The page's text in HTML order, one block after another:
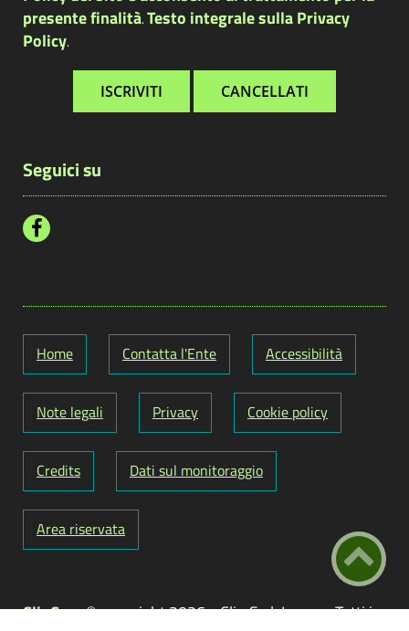
presente finalità.Testo integrale sulla Privacy
Policy.
Seguici su
Home Contatta l'Ente Accessibilità
Note legali Privacy Cookie policy
Credits Dati sul monitoraggio
Area riservata
ClioCom© copyright 2026 - Clio S.r.l. Lecce - Tutti i